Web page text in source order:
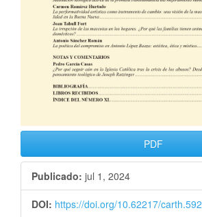
PDF
Publicado: jul 1, 2024
DOI: https://doi.org/10.62217/carth.592